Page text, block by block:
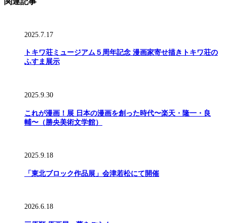
2025.7.17
トキワ荘ミュージアム５周年記念 漫画家寄せ描きトキワ荘の
ふすま展示
2025.9.30
これが漫画！展 日本の漫画を創った時代〜楽天・隆一・良
輔〜（勝央美術文学館）
2025.9.18
「東北ブロック作品展」会津若松にて開催
2026.6.18